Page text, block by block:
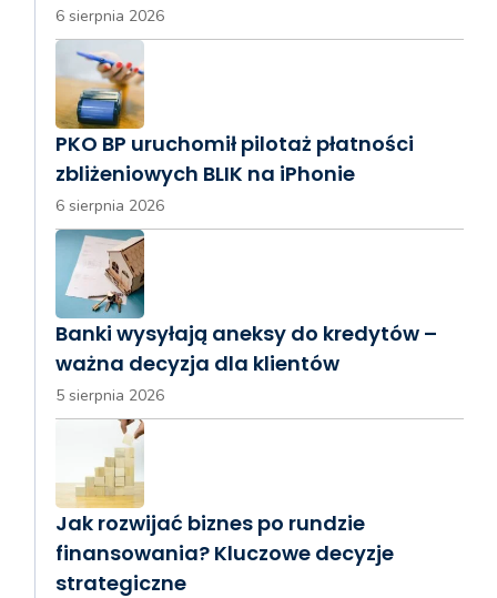
6 sierpnia 2026
PKO BP uruchomił pilotaż płatności
zbliżeniowych BLIK na iPhonie
6 sierpnia 2026
Banki wysyłają aneksy do kredytów –
ważna decyzja dla klientów
5 sierpnia 2026
Jak rozwijać biznes po rundzie
finansowania? Kluczowe decyzje
strategiczne